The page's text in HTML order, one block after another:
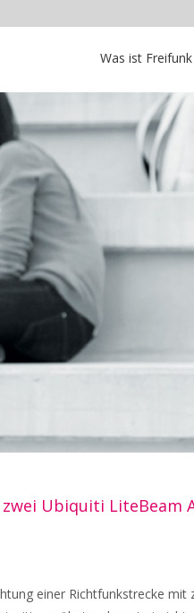
Was ist Freifunk
Ubiquiti LiteBeam
einer Richtfunkstrecke mit